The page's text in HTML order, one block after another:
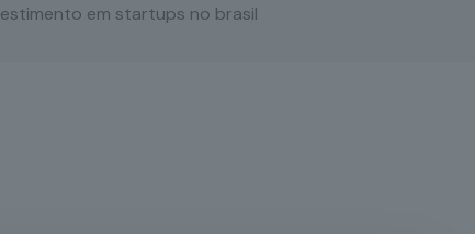
em startups no brasil